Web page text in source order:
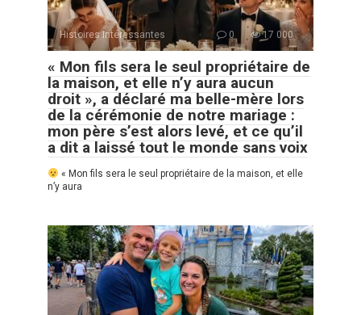
Histoires Intéressantes 0 17 000
« Mon fils sera le seul propriétaire de
la maison, et elle n’y aura aucun
droit », a déclaré ma belle-mère lors
de la cérémonie de notre mariage :
mon père s’est alors levé, et ce qu’il
a dit a laissé tout le monde sans voix
« Mon fils sera le seul propriétaire de la maison, et elle
n’y aura